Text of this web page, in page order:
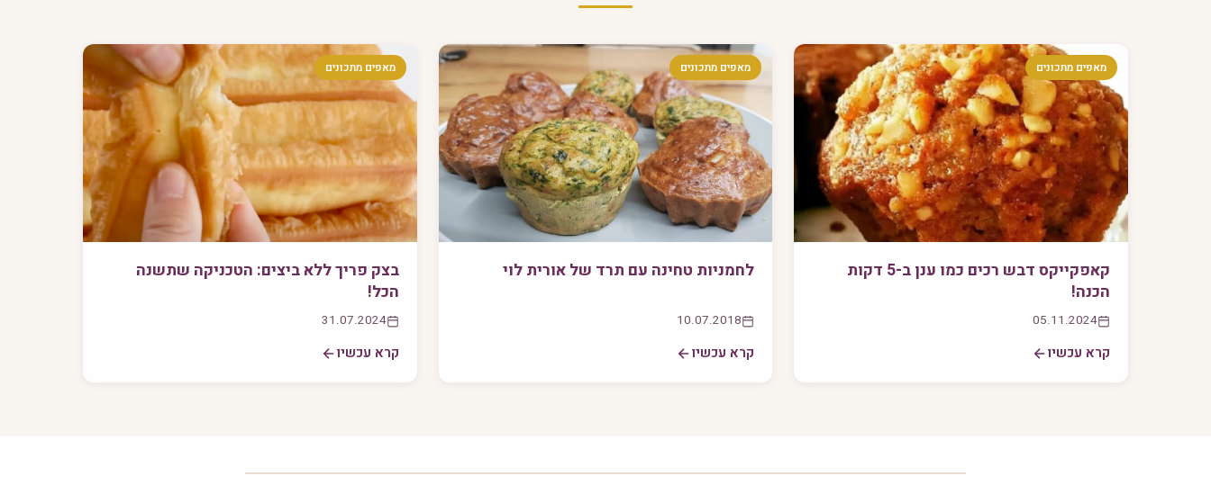
מאפים מתכונים
קאפקייקס דבש רכים כמו ענן ב-5 דקות
הכנה!
05.11.2024
קרא עכשיו
מאפים מתכונים
לחמניות טחינה עם תרד של אורית לוי
10.07.2018
קרא עכשיו
מאפים מתכונים
בצק פריך ללא ביצים: הטכניקה שתשנה
הכל!
31.07.2024
קרא עכשיו